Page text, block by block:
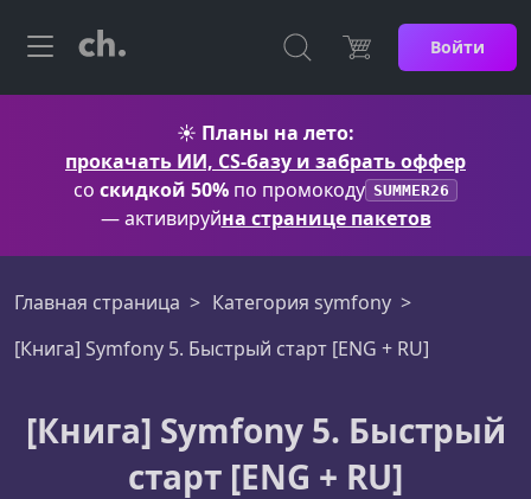
Войти
☀️ Планы на лето:
прокачать ИИ, CS-базу и забрать оффер
со скидкой 50% по промокоду SUMMER26
— активируйна странице пакетов
Главная страница
Категория symfony
[Книга] Symfony 5. Быстрый старт [ENG + RU]
[Книга] Symfony 5. Быстрый
старт [ENG + RU]